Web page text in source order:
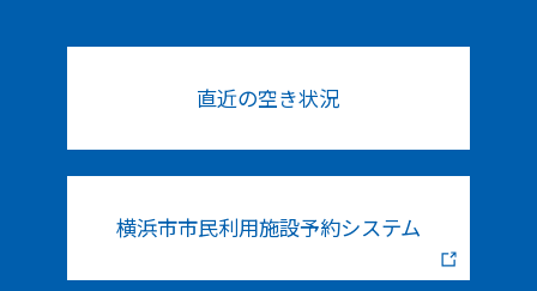
直近の空き状況
横浜市市民利用施設予約システム